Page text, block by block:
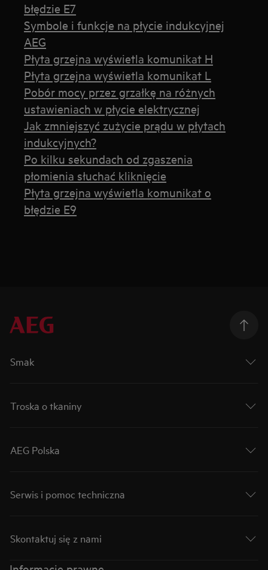
błędzie E7
Symbole i funkcje na płycie indukcyjnej
AEG
Płyta grzejna wyświetla komunikat H
Płyta grzejna wyświetla komunikat L
Pobór mocy przez grzałkę na różnych
ustawieniach w płycie elektrycznej
Jak zmniejszyć zużycie prądu w płytach
indukcyjnych?
Po kilku sekundach od zgaszenia
płomienia słuchać kliknięcie
Płyta grzejna wyświetla komunikat o
błędzie E9
Smak
Troska o tkaniny
AEG Polska
Serwis i pomoc techniczna
Skontaktuj się z nami